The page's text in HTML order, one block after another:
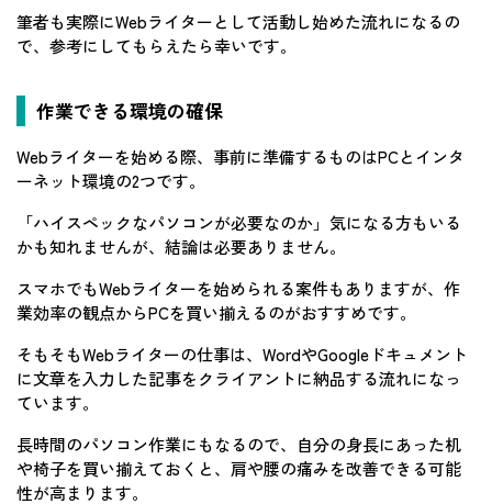
筆者も実際にWebライターとして活動し始めた流れになるの
で、参考にしてもらえたら幸いです。
作業できる環境の確保
Webライターを始める際、事前に準備するものはPCとインタ
ーネット環境の2つです。
「ハイスペックなパソコンが必要なのか」気になる方もいる
かも知れませんが、結論は必要ありません。
スマホでもWebライターを始められる案件もありますが、作
業効率の観点からPCを買い揃えるのがおすすめです。
そもそもWebライターの仕事は、WordやGoogleドキュメント
に文章を入力した記事をクライアントに納品する流れになっ
ています。
長時間のパソコン作業にもなるので、自分の身長にあった机
や椅子を買い揃えておくと、肩や腰の痛みを改善できる可能
性が高まります。